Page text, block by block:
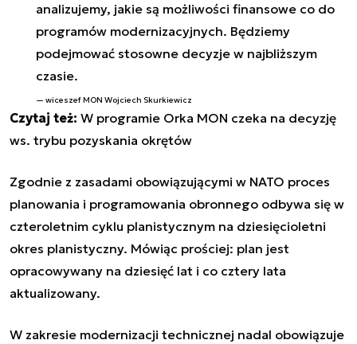
analizujemy, jakie są możliwości finansowe co do
programów modernizacyjnych. Będziemy
podejmować stosowne decyzje w najbliższym
czasie.
wiceszef MON Wojciech Skurkiewicz
Czytaj też: W programie Orka MON czeka na decyzję
ws. trybu pozyskania okrętów
Zgodnie z zasadami obowiązującymi w NATO proces
planowania i programowania obronnego odbywa się w
czteroletnim cyklu planistycznym na dziesięcioletni
okres planistyczny. Mówiąc prościej: plan jest
opracowywany na dziesięć lat i co cztery lata
aktualizowany.
W zakresie modernizacji technicznej nadal obowiązuje